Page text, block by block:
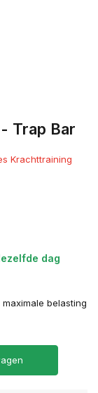
Trap Bar
Krachttraining
dag
belasting